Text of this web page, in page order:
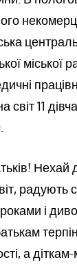
міської
світ 11
Нехай
радують
і
а